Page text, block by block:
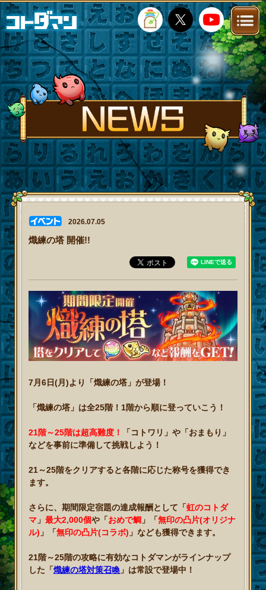
TOP STORY NEWS
FANKIT FAQ
2026.07.05
熾練の塔 開催!!
7月6日(月)より「熾練の塔」が登場！
「熾練の塔」は全25階！1階から順に登っていこう！
21階～25階は超高難度！
「コトワリ」や「おまもり」
などを事前に準備して挑戦しよう！
21～25階をクリアすると各階に応じた称号を獲得でき
ます。
さらに、期間限定宿題の達成報酬として「虹のコトダ
マ 」最大2,000個や「おめで鯛 」「無印の凸片(オリジナ
ル) 」「無印の凸片(コラボ) 」なども獲得できます。
21階～25階の攻略に有効なコトダマンがラインナップ
した「熾練の塔対策召喚 」は常設で登場中！